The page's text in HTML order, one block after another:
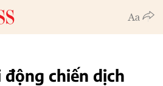
chiến dịch